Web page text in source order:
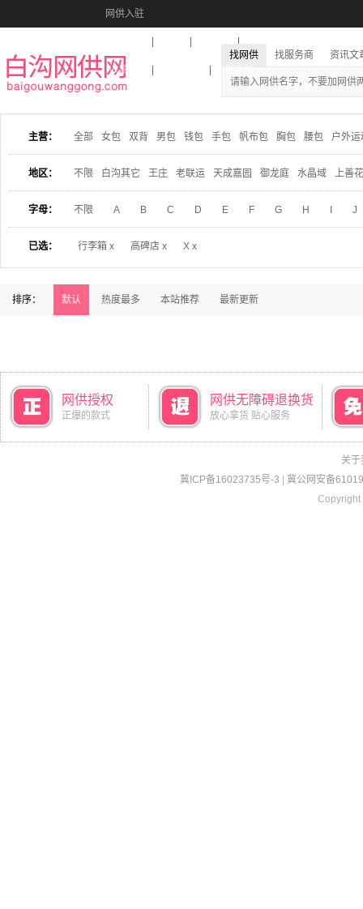
网供入驻
收藏本站
找网供 找服务商 资讯文
主营： 全部 女包 双背 男包 钱包 手包 帆布包 胸包 腰包 户外运
地区： 不限 白沟其它 王庄 老联运 天成嘉园 御龙庭 水晶域 上善
字母： 不限 A B C D E F G H J
已选： 行李箱 x 高碑店 x X x
排序： 默认 热度最多 本站推荐 最新更新
网供授权
正爆的款式
网供无障碍退换货
放心拿货 贴心服务
关于
冀ICP备16023735号-3
冀公网安备